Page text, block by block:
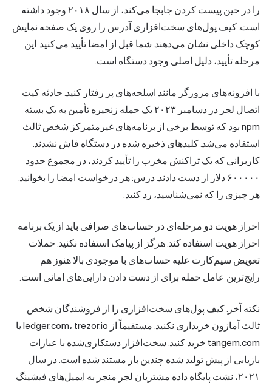
را در حین پیست کردن جابجا می‌کند، از سال ۲۰۱۸ وجود داشته
است. کیف پول‌های سخت‌افزاری آدرس را روی یک صفحه نمایش
کوچک داخلی نشان می‌دهند. شما قبل از امضا تأیید می‌کنید. این
مرحله تأیید، دلیل اصلی وجود دستگاه است.
با افزونه‌های مرورگر مانند اسلحه‌های پر رفتار کنید. حادثه کیت
اتصال لجر در دسامبر ۲۰۲۳ یک حمله زنجیره تأمین به یک بسته
npm بود که توسط برخی از برنامه‌های غیرمتمرکز شخص ثالث
استفاده می‌شد. کلیدهای ذخیره شده در دستگاه فاش نشدند.
کاربرانی که یک تراکنش مخرب را تأیید کردند، در مجموع حدود
۶۰۰۰۰۰ دلار از دست دادند. درس: هر درخواست امضا را بخوانید.
هر چیزی را که نمی‌شناسید، رد کنید.
احراز هویت دو مرحله‌ای در حساب‌های صرافی باید از یک برنامه
احراز هویت استفاده کند. هرگز از پیامک استفاده نکنید. حملات
تعویض سیم‌کارت علیه حساب‌های با موجودی بالا هنوز هم
رایج‌ترین عامل حمله برای از دست دادن دارایی‌های امانی است.
نکته آخر. کیف پول‌های سخت‌افزاری را از فروشندگان شخص
ثالث آمازون خریداری نکنید. مستقیماً از ledger.com، trezor.io یا
tangem.com خرید کنید. سخت‌افزار دستکاری‌شده با عبارات
بازیابی از پیش تولید شده چندین بار مستند شده است. در سال
۲۰۲۱، نشت پایگاه داده مشتریان لجر منجر به ایمیل‌های فیشینگ